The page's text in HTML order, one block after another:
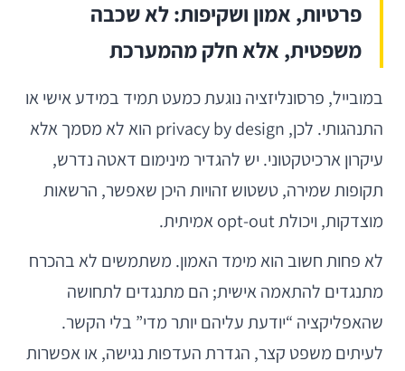
פרטיות, אמון ושקיפות: לא שכבה
משפטית, אלא חלק מהמערכת
במובייל, פרסונליזציה נוגעת כמעט תמיד במידע אישי או
התנהגותי. לכן, privacy by design הוא לא מסמך אלא
עיקרון ארכיטקטוני. יש להגדיר מינימום דאטה נדרש,
תקופות שמירה, טשטוש זהויות היכן שאפשר, הרשאות
מוצדקות, ויכולת opt-out אמיתית.
לא פחות חשוב הוא מימד האמון. משתמשים לא בהכרח
מתנגדים להתאמה אישית; הם מתנגדים לתחושה
שהאפליקציה “יודעת עליהם יותר מדי” בלי הקשר.
לעיתים משפט קצר, הגדרת העדפות נגישה, או אפשרות